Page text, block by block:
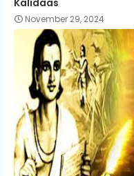
November 29, 2024